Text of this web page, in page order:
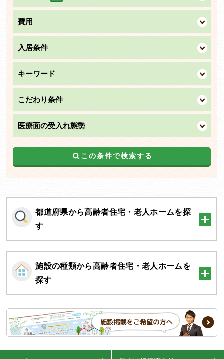
費用
入居条件
キーワード
こだわり条件
医療面の受入れ態勢
この条件で検索する
都道府県から高齢者住宅・老人ホームを探
す
施設の種類から高齢者住宅・老人ホームを
探す